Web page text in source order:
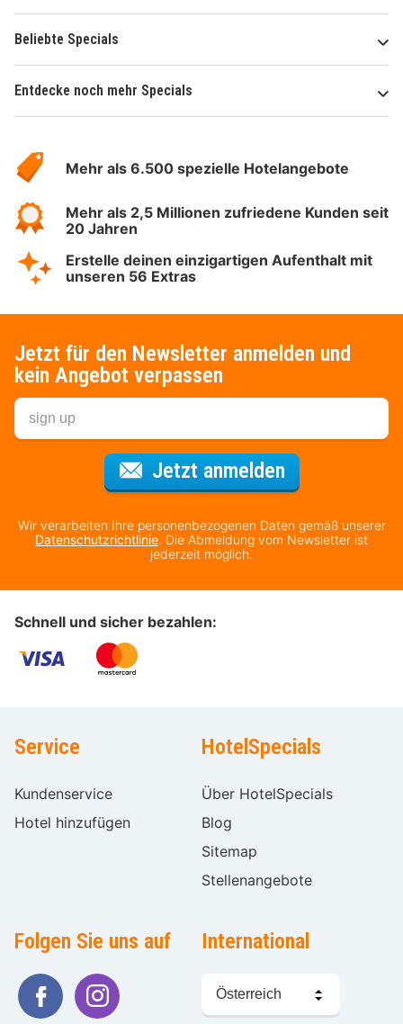
Beliebte Specials
Entdecke noch mehr Specials
Hotelspecials
Mehr als 6.500 spezielle Hotelangebote
Mehr als 2,5 Millionen zufriedene Kunden seit
20 Jahren
Erstelle deinen einzigartigen Aufenthalt mit
unseren 56 Extras
Jetzt für den Newsletter anmelden und
kein Angebot verpassen
Jetzt anmeldenFür den
Wir verarbeiten Ihre personenbezogenen Daten gemäß unserer
Datenschutzrichtlinie. Die Abmeldung vom Newsletter ist
jederzeit möglich.
Schnell und sicher bezahlen:
Service
Kundenservice
Hotel hinzufügen
HotelSpecials
Über HotelSpecials
Blog
Sitemap
Stellenangebote
Folgen Sie uns auf International
Sprache
wählen